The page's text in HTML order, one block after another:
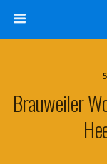
Brauweiler